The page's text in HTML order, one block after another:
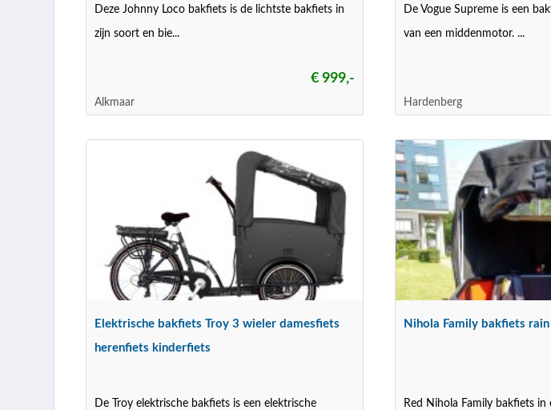
Deze Johnny Loco bakfiets is de lichtste bakfiets in
zijn soort en bie...
€ 999,-
Alkmaar
De Vogue Supreme is een
van een middenmotor. ...
Hardenberg
Elektrische bakfiets Troy 3 wieler damesfiets
herenfiets kinderfiets
De Troy elektrische bakfiets is een elektrische
Nihola Family bakfiets
Red Nihola Family bakfiets